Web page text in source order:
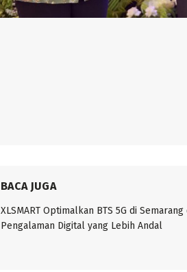
BACA JUGA
XLSMART Optimalkan BTS 5G di Semarang
Pengalaman Digital yang Lebih Andal